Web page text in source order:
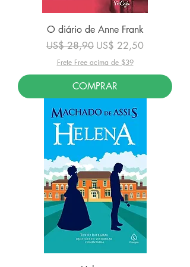
O diário de Anne Frank
Preço normal
US$ 28,90 Preço promocional
US$ 22,50
Frete Free acima de $39
COMPRAR